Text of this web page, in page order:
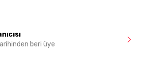
beri üye